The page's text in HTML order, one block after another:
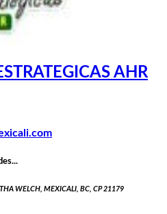
AHR
WELCH, MEXICALI, BC, CP 21179